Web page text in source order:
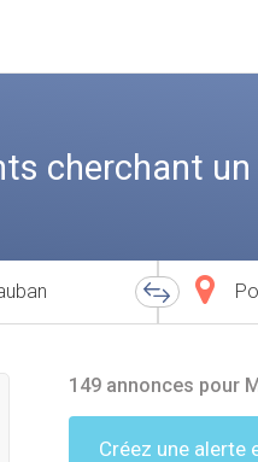
cherchant
Ville
d'arrivée
149 annonces pour
Créez une alerte